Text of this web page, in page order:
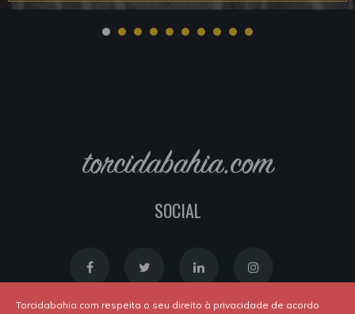
torcidabahia.com
SOCIAL
Torcidabahia.com respeita o seu direito à privacidade de acordo